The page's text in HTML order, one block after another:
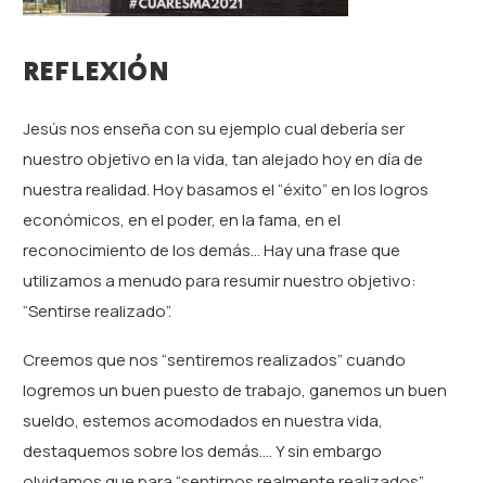
REFLEXIÓN
Jesús nos enseña con su ejemplo cual debería ser
nuestro objetivo en la vida, tan alejado hoy en día de
nuestra realidad. Hoy basamos el “éxito” en los logros
económicos, en el poder, en la fama, en el
reconocimiento de los demás… Hay una frase que
utilizamos a menudo para resumir nuestro objetivo:
“Sentirse realizado”.
Creemos que nos “sentiremos realizados” cuando
logremos un buen puesto de trabajo, ganemos un buen
sueldo, estemos acomodados en nuestra vida,
destaquemos sobre los demás…. Y sin embargo